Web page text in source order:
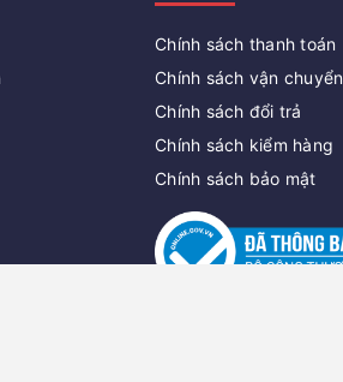
Chính sách thanh toán
Chính sách vận chuyển
Chính sách đổi trả
Chính sách kiểm hàng
Chính sách bảo mật